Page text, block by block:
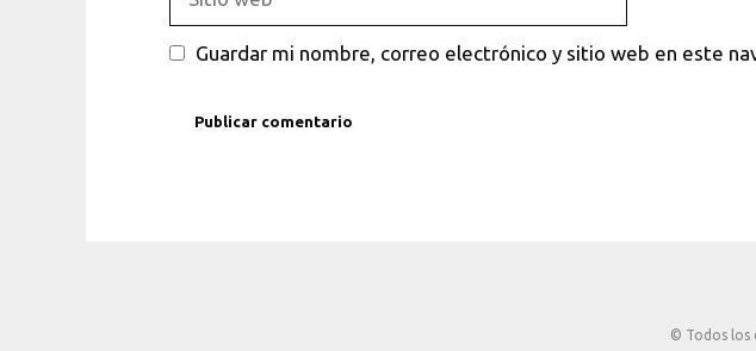
web
Guardar mi nombre, correo electrónico y sitio web en este
© Todos los